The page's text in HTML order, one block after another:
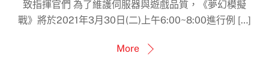
致指揮官們 為了維護伺服器與遊戲品質，《夢幻模擬
戰》將於2021年3月30日(二)上午6:00~8:00進行例 […]
More